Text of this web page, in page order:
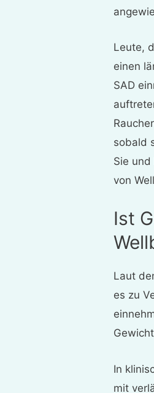
Leute,
einen
SAD
sobald
Sie
von
Ist
Laut
es zu
In
mit